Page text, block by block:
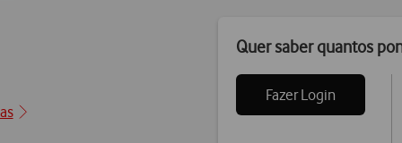
Quer saber quantos
Fazer Login